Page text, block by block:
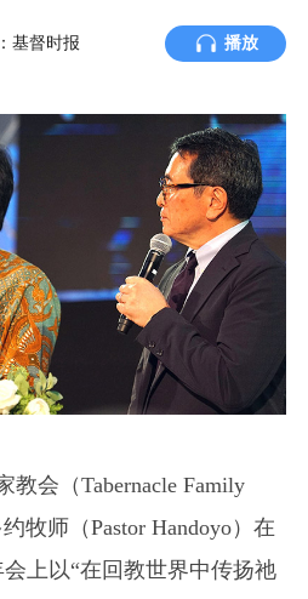
基督时报 播放
教会（Tabernacle Family
牧师（Pastor Handoyo）在
上以“在回教世界中传扬祂